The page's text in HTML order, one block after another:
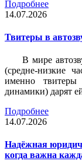
Подробнее
14.07.2026
Твитеры в
В мире
(средне-низкие
именно
динамики) дарят
Подробнее
14.07.2026
Надёжная
когда важна